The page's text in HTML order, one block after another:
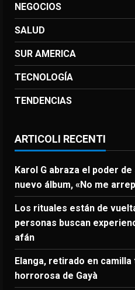
NEGOCIOS
SALUD
SUR AMERICA
TECNOLOGÍA
TENDENCIAS
ARTICOLI RECENTI
Karol G abraza el poder
nuevo álbum, «No me
Los rituales están de
personas buscan
afán
Elanga, retirado en
horrorosa de Gayà